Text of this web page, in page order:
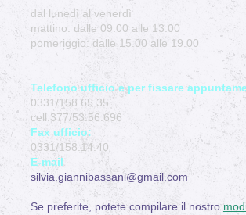
dal lunedì al venerdì
mattino: dalle 09.00 alle 13.00
pomeriggio: dalle 15.00 alle 19.00
Telefono ufficio e per fissare
0331/158.65.35
cell:377/53.56.696
Fax ufficio:
0331/158.14.40
E-mail
silvia.giannibassani@gmail.com
Se preferite, potete compilare il nostro